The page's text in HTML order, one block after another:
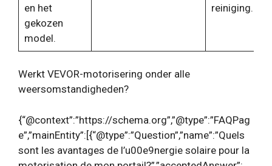
en het
gekozen
model.
reiniging.
Werkt VEVOR-motorisering onder alle
weersomstandigheden?
{“@context”:”https://schema.org”,”@type”:”FAQPag
e”,”mainEntity”:[{“@type”:”Question”,”name”:”Quels
sont les avantages de l’u00e9nergie solaire pour la